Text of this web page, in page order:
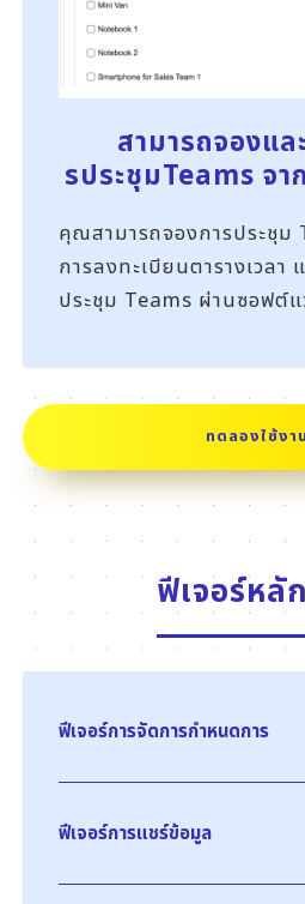
สามารถจองแล
รประชุมTeams จา
คุณสามารถจองการประชุ
การลงทะเบียนตารางเวลา
ประชุม Teams ผ่านซอฟต์
ทดลองใช้งา
ฟีเจอร์หลั
ฟีเจอร์การจัดการกำหนดการ
Facility Reservation
ฟีเจอร์การแชร์ข้อมูล